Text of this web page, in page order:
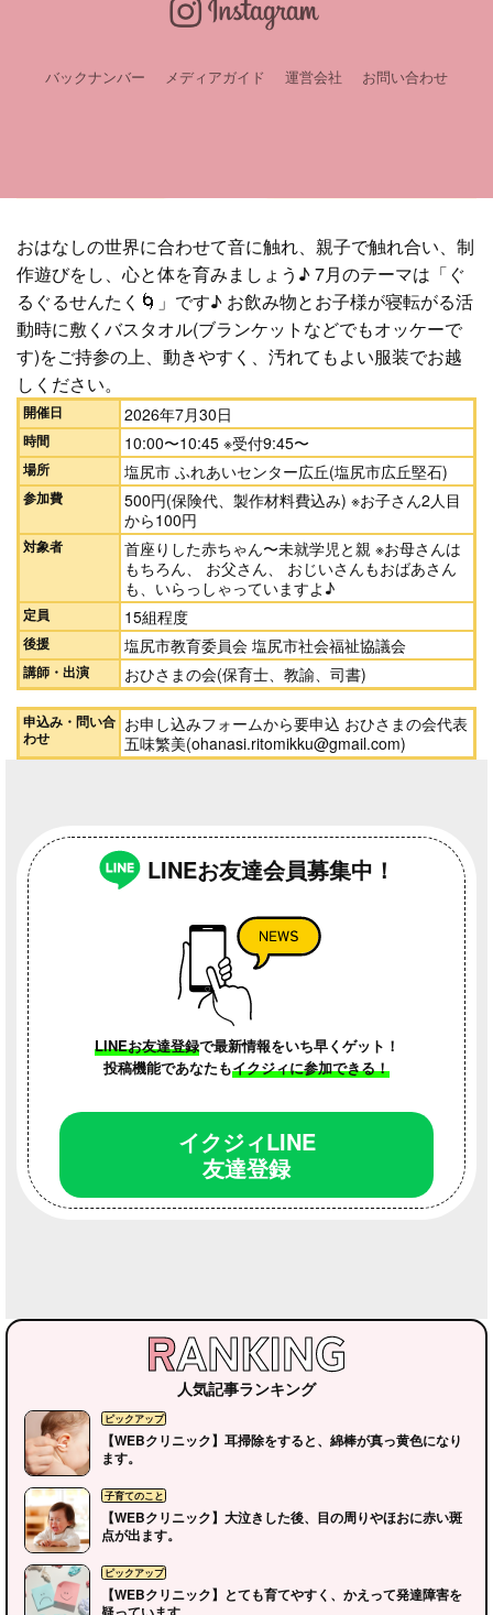
バックナンバー メディアガイド 運営会社 お問い合わせ
おはなしの世界に合わせて音に触れ、親子で触れ合い、制
作遊びをし、心と体を育みましょう♪ 7月のテーマは「ぐ
るぐるせんたく🌀」です♪ お飲み物とお子様が寝転がる活
動時に敷くバスタオル(ブランケットなどでもオッケーで
す)をご持参の上、動きやすく、汚れてもよい服装でお越
しください。
開催日 2026年7月30日
時間 10:00〜10:45 ※受付9:45〜
場所 塩尻市 ふれあいセンター広丘(塩尻市広丘堅石)
参加費
500円(保険代、製作材料費込み) ※お子さん2人目
から100円
対象者
首座りした赤ちゃん〜未就学児と親 ※お母さんは
もちろん、 お父さん、 おじいさんもおばあさん
も、いらっしゃっていますよ♪
定員 15組程度
後援 塩尻市教育委員会 塩尻市社会福祉協議会
講師・出演 おひさまの会(保育士、教諭、司書)
申込み・問い合
わせ
お申し込みフォームから要申込 おひさまの会代表
五味繁美(ohanasi.ritomikku@gmail.com)
LINEお友達会員募集中！
LINEお友達登録で最新情報をいち早くゲット！
投稿機能であなたもイクジィに参加できる！
イクジィLINE
友達登録
人気記事ランキング
【WEBクリニック】耳掃除をすると、綿棒が真っ黄色になり
ます。
【WEBクリニック】大泣きした後、目の周りやほおに赤い斑
点が出ます。
【WEBクリニック】とても育てやすく、かえって発達障害を